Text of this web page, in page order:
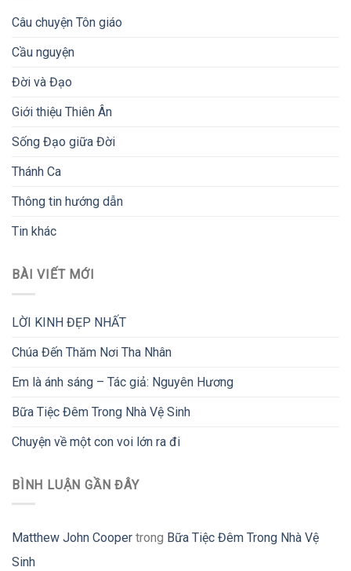
Câu chuyện Tôn giáo
Cầu nguyện
Đời và Đạo
Giới thiệu Thiên Ân
Sống Đạo giữa Đời
Thánh Ca
Thông tin hướng dẫn
Tin khác
BÀI VIẾT MỚI
LỜI KINH ĐẸP NHẤT
Chúa Đến Thăm Nơi Tha Nhân
Em là ánh sáng – Tác giả: Nguyên Hương
Bữa Tiệc Đêm Trong Nhà Vệ Sinh
Chuyện về một con voi lớn ra đi
BÌNH LUẬN GẦN ĐÂY
Matthew John Cooper trong Bữa Tiệc Đêm Trong Nhà Vệ
Sinh